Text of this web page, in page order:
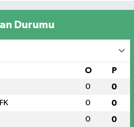
Durumu
O P
0 0
0 0
0 0